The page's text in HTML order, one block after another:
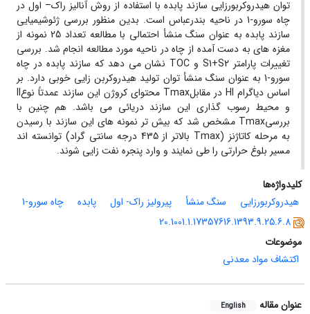
توان هیدروکربورزایی سازند پابده با استفاده از روش آنالیز راک– اول در
چاه سورو-1 در ناحیه بندرعباس است. بدین منظور بررسی ژئوشیمیایی
سازند پابده به عنوان سنگ منشأ احتمالی با مطالعه تعداد 25 نمونه از
مغزه های به دست آمده از چاه در ناحیه مورد مطالعه انجام شد. بررسی
تغییرات پارامتر S1+S2 و TOC نشان می دهد که سازند پابده در چاه
سورو-1 به عنوان سنگ منشأ توان تولید هیدروکربن زایی خوبی دارد. بر
اساس دیاگرام HI در مقابلTmax محتوای کروژن این سازند عمدتاً نوعII
و محیط رسوب گذاری این سازند دریائی می باشد. هم چنین با
بررسیTmax مشخص شد که بیش تر نمونه های این سازند با رسیدن
به مرحله کاتاژنز (Tmax بالاتر از 435 درجه سانتی گراد) توانسته اند
مسیر بلوغ حرارتی را طی نمایند و وارد پنجره نفت زایی شوند.
کلیدواژه‌ها
هیدروکربورزایی
سنگ منشأ پیرولیز راک- اول پابده
چاه سورو-1
20.1001.1.17357616.1393.9.25.6.8
موضوعات
اکتشاف مواد معدنی
عنوان مقاله English